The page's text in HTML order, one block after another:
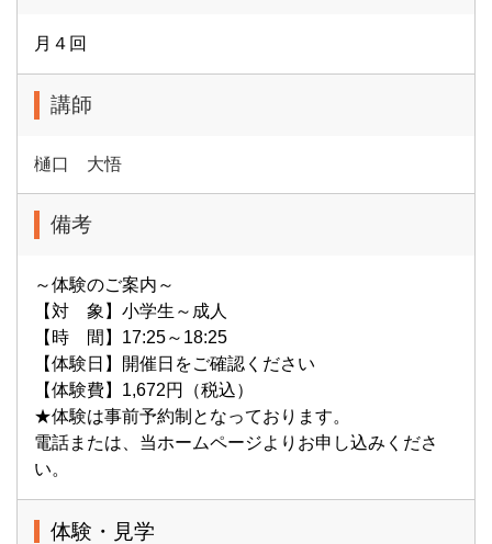
月４回
講師
樋口 大悟
備考
～体験のご案内～
【対 象】小学生～成人
【時 間】17:25～18:25
【体験日】開催日をご確認ください
【体験費】1,672円（税込）
★体験は事前予約制となっております。
電話または、当ホームページよりお申し込みくださ
い。
体験・見学